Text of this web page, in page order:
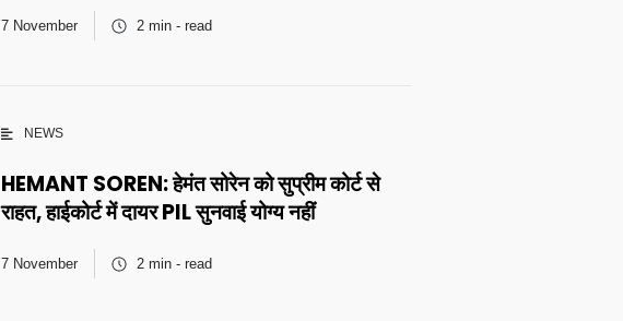
7 November 2 min - read
NEWS
HEMANT SOREN: हेमंत सोरेन को सुप्रीम कोर्ट से
राहत, हाईकोर्ट में दायर PIL सुनवाई योग्य नहीं
7 November 2 min - read